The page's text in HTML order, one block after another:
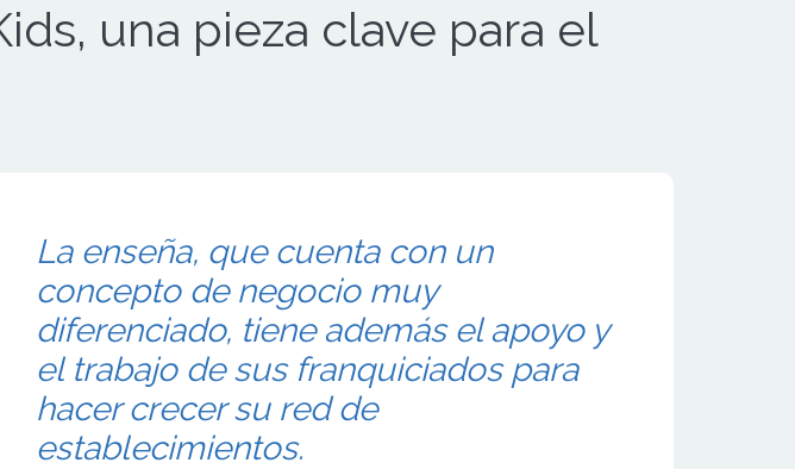
una pieza clave para el
La enseña, que cuenta con un
concepto de negocio muy
diferenciado, tiene además el apoyo y
el trabajo de sus franquiciados para
hacer crecer su red de
establecimientos.